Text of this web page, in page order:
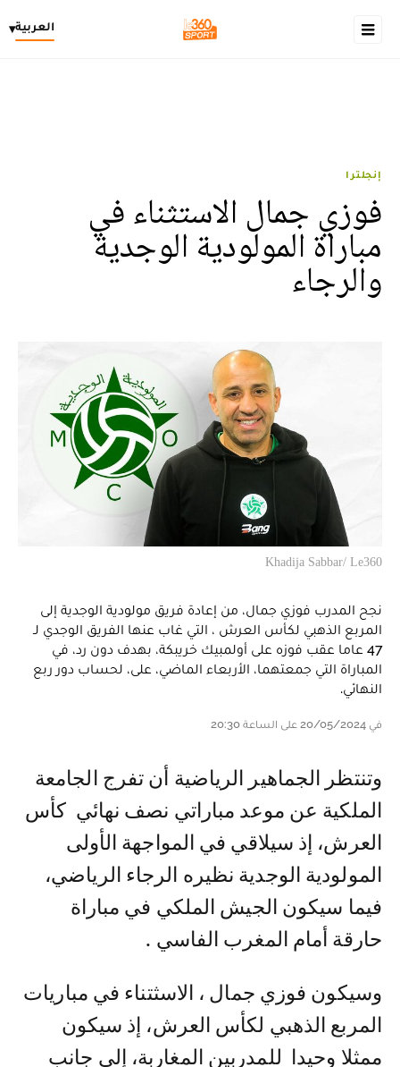
العربية▾
إنجلترا
فوزي جمال الاستثناء في
مباراة المولودية الوجدية
والرجاء
Khadija Sabbar/ Le360
نجح المدرب فوزي جمال، من إعادة فريق مولودية الوجدية إلى
المربع الذهبي لكأس العرش ، التي غاب عنها الفريق الوجدي لـ
47 عاما عقب فوزه على أولمبيك خريبكة، بهدف دون رد، في
المباراة التي جمعتهما، الأربعاء الماضي، على، لحساب دور ربع
النهائي.
في 20/05/2024 على الساعة 20:30
وتنتظر الجماهير الرياضية أن تفرج الجامعة
الملكية عن موعد مباراتي نصف نهائي كأس
العرش، إذ سيلاقي في المواجهة الأولى
المولودية الوجدية نظيره الرجاء الرياضي،
فيما سيكون الجيش الملكي في مباراة
حارقة أمام المغرب الفاسي .
وسيكون فوزي جمال ، الاسثتناء في مباريات
المربع الذهبي لكأس العرش، إذ سيكون
ممثلا وحيدا للمدربين المغاربة، إلى جانب